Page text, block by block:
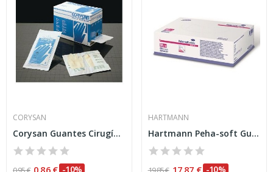
CORYSAN
Corysan Guantes Cirugía Estéril T-6,5 2uds
0,86 € -10%
HARTMANN
Hartmann Peha-soft Guantes Desechables Nitrile...
17,87 € -10%